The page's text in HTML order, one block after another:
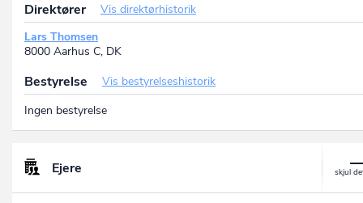
Direktører
Vis direktørhistorik
Lars Thomsen
8000 Aarhus C, DK
Bestyrelse
Vis bestyrelseshistorik
Ingen bestyrelse
Ejere